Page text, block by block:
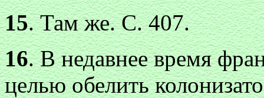
15. Там же. С. 407.
16. В недавнее время
целью обелить